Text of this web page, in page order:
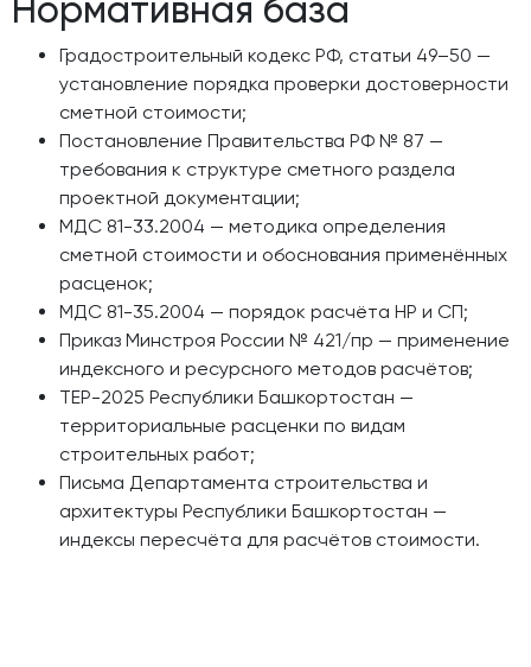
Нормативная база
Градостроительный кодекс РФ, статьи 49–50 —
установление порядка проверки достоверности
сметной стоимости;
Постановление Правительства РФ № 87 —
требования к структуре сметного раздела
проектной документации;
МДС 81-33.2004 — методика определения
сметной стоимости и обоснования применённых
расценок;
МДС 81-35.2004 — порядок расчёта НР и СП;
Приказ Минстроя России № 421/пр — применение
индексного и ресурсного методов расчётов;
ТЕР-2025 Республики Башкортостан —
территориальные расценки по видам
строительных работ;
Письма Департамента строительства и
архитектуры Республики Башкортостан —
индексы пересчёта для расчётов стоимости.